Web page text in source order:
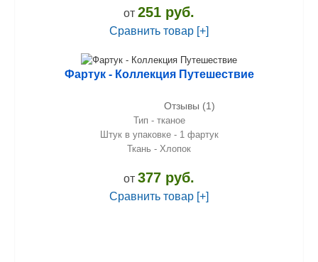
от 251 руб.
Сравнить товар [+]
Фартук - Коллекция Путешествие
Отзывы (1)
Тип - тканое
Штук в упаковке - 1 фартук
Ткань - Хлопок
от 377 руб.
Сравнить товар [+]